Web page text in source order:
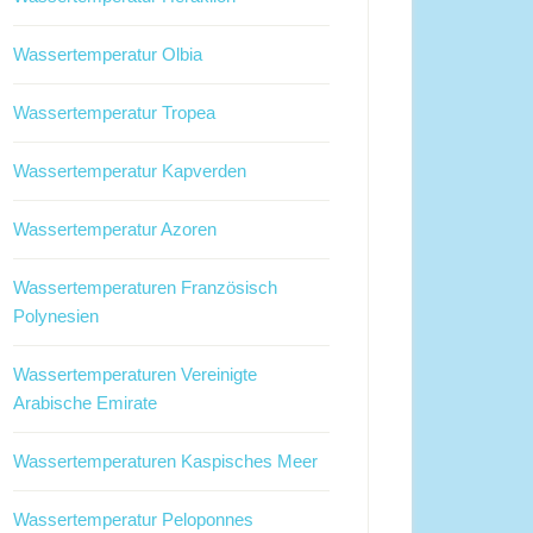
Wassertemperatur Olbia
Wassertemperatur Tropea
Wassertemperatur Kapverden
Wassertemperatur Azoren
Wassertemperaturen Französisch
Polynesien
Wassertemperaturen Vereinigte
Arabische Emirate
Wassertemperaturen Kaspisches Meer
Wassertemperatur Peloponnes